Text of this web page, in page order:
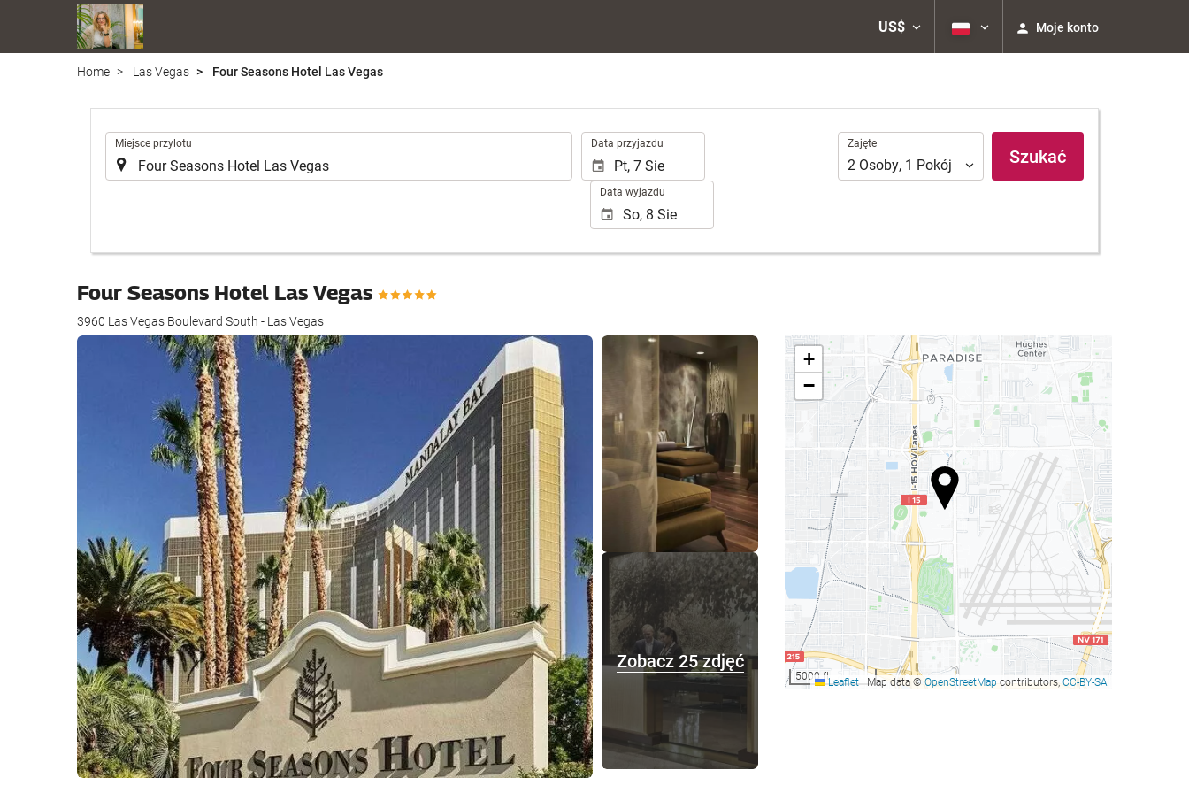
US$ Moje konto
Home Las Vegas Four Seasons Hotel Las Vegas
Miejsce przylotu Data przyjazdu
Data wyjazdu
Zajęte
Zajęte
2 Osoby, 1 Pokój Szukać
Four Seasons Hotel Las Vegas
3960 Las Vegas Boulevard South - Las Vegas
Zobacz 25 zdjęć
Zobacz 25 zdjęć
+
−
5000 ftLeaflet |Map data © OpenStreetMap contributors, CC-BY-SA